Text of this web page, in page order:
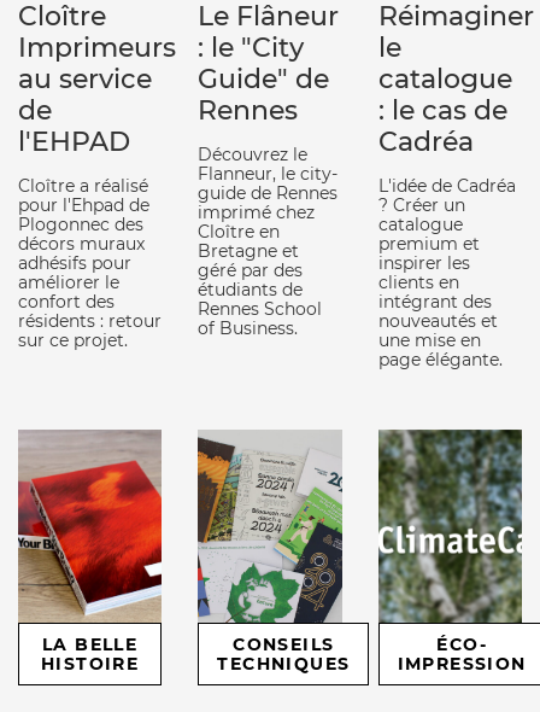
Cloître
Imprimeurs
au service
de
l'EHPAD
Cloître a réalisé
pour l'Ehpad de
Plogonnec des
décors muraux
adhésifs pour
améliorer le
confort des
résidents : retour
sur ce projet.
Le Flâneur
: le "City
Guide" de
Rennes
Découvrez le
Flanneur, le city-
guide de Rennes
imprimé chez
Cloître en
Bretagne et
géré par des
étudiants de
Rennes School
of Business.
Réimaginer
le
catalogue
: le cas de
Cadréa
L'idée de Cadréa
? Créer un
catalogue
premium et
inspirer les
clients en
intégrant des
nouveautés et
une mise en
page élégante.
LA BELLE
HISTOIRE
CONSEILS
TECHNIQUES
ÉCO-
IMPRESSION